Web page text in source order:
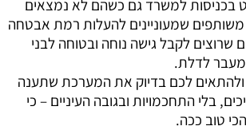
בכניסות למשרד גם כשהם לא נמצאים
משותפים שמעוניינים להעלות רמת אבטחה
שרוצים לקבל גישה נוחה ובטוחה לבני
לדלת.
ולהתאים לכם בדיוק את המערכת שתענה
בלי התחכמויות ובגובה העיניים – כי
טוב ככה.